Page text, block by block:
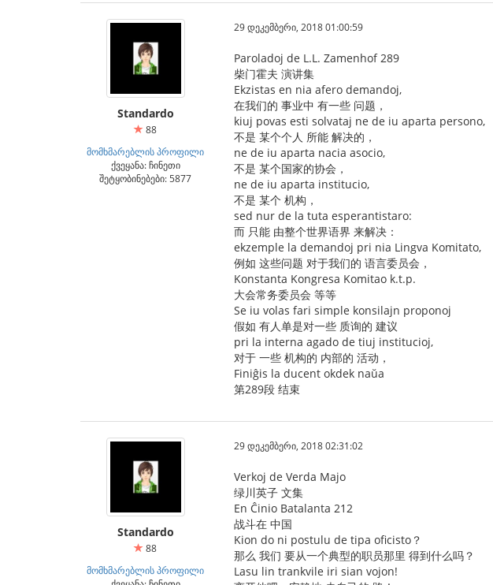
Standardo
88
მომხმარებლის პროფილი
ქვეყანა: ჩინეთი
შეტყობინებები: 5877
29 დეკემბერი, 2018 01:00:59
Paroladoj de L.L. Zamenhof 289
柴门霍夫 演讲集
Ekzistas en nia afero demandoj,
在我们的 事业中 有一些 问题，
kiuj povas esti solvataj ne de iu aparta persono,
不是 某个个人 所能 解决的，
ne de iu aparta nacia asocio,
不是 某个国家的协会，
ne de iu aparta institucio,
不是 某个 机构，
sed nur de la tuta esperantistaro:
而 只能 由整个世界语界 来解决：
ekzemple la demandoj pri nia Lingva Komitato,
例如 这些问题 对于我们的 语言委员会，
Konstanta Kongresa Komitao k.t.p.
大会常务委员会 等等
Se iu volas fari simple konsilajn proponoj
假如 有人单是对一些 质询的 建议
pri la interna agado de tiuj institucioj,
对于 一些 机构的 内部的 活动，
Finiĝis la ducent okdek naŭa
第289段 结束
Standardo
88
მომხმარებლის პროფილი
29 დეკემბერი, 2018 02:31:02
Verkoj de Verda Majo
绿川英子 文集
En Ĉinio Batalanta 212
战斗在 中国
Kion do ni postulu de tipa oficisto？
那么 我们 要从一个典型的职员那里 得到什么吗？
Lasu lin trankvile iri sian vojon!